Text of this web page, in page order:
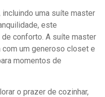
uma suíte master
este
conforto. A suíte master
com um generoso closet e
momentos de
o prazer de cozinhar,